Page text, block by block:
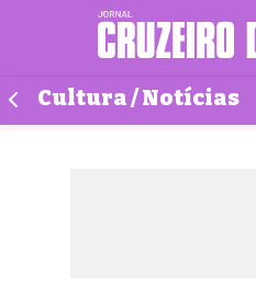
Cultura / Notícias